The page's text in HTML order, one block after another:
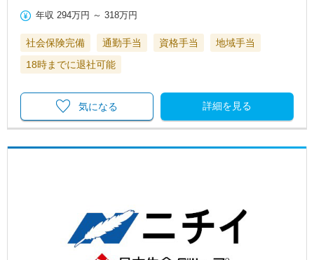
年収 294万円 ～318万円
社会保険完備 通勤手当 資格手当
地域手当
18時までに退社可能
詳細を見る
気になる